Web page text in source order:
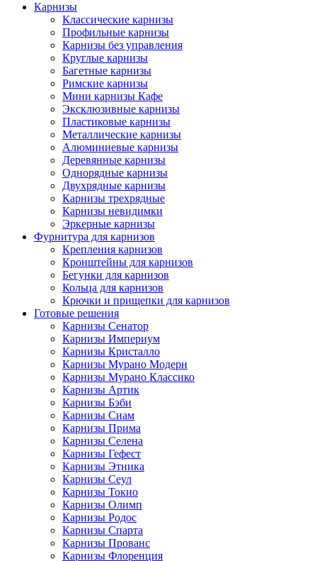
Карнизы
Классические карнизы
Профильные карнизы
Карнизы без управления
Круглые карнизы
Багетные карнизы
Римские карнизы
Мини карнизы Кафе
Эксклюзивные карнизы
Пластиковые карнизы
Металлические карнизы
Алюминиевые карнизы
Деревянные карнизы
Однорядные карнизы
Двухрядные карнизы
Карнизы трехрядные
Карнизы невидимки
Эркерные карнизы
Фурнитура для карнизов
Крепления карнизов
Кронштейны для карнизов
Бегунки для карнизов
Кольца для карнизов
Крючки и прищепки для карнизов
Готовые решения
Карнизы Сенатор
Карнизы Империум
Карнизы Кристалло
Карнизы Мурано Модерн
Карнизы Мурано Классико
Карнизы Артик
Карнизы Бэби
Карнизы Сиам
Карнизы Прима
Карнизы Селена
Карнизы Гефест
Карнизы Этника
Карнизы Сеул
Карнизы Токио
Карнизы Олимп
Карнизы Родос
Карнизы Спарта
Карнизы Прованс
Карнизы Флоренция